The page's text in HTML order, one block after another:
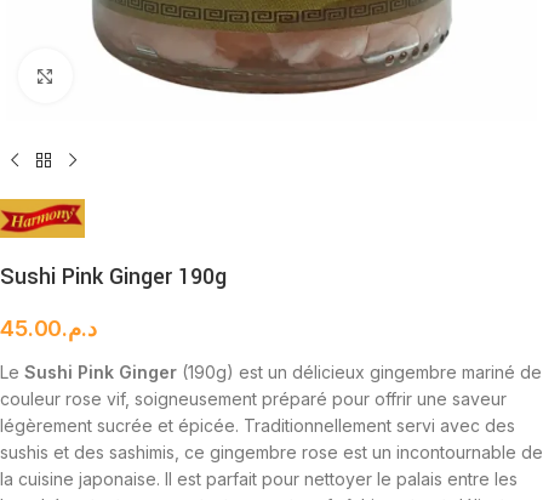
Cliquez pour agrandir
Sushi Pink Ginger 190g
د.م.45.00
Le Sushi Pink Ginger (190g) est un délicieux gingembre mariné de
couleur rose vif, soigneusement préparé pour offrir une saveur
légèrement sucrée et épicée. Traditionnellement servi avec des
sushis et des sashimis, ce gingembre rose est un incontournable de
la cuisine japonaise. Il est parfait pour nettoyer le palais entre les